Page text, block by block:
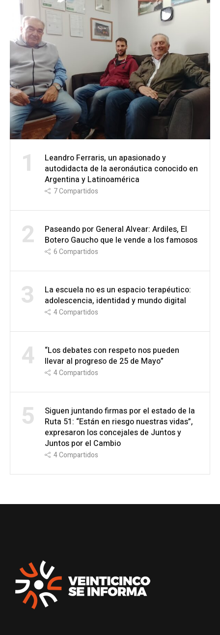
1
Leandro Ferraris, un apasionado y
autodidacta de la aeronáutica conocido en
Argentina y Latinoamérica
7Compartidos
2
Paseando por General Alvear: Ardiles, El
Botero Gaucho que le vende a los famosos
6Compartidos
3
La escuela no es un espacio terapéutico:
adolescencia, identidad y mundo digital
4Compartidos
4
“Los debates con respeto nos pueden
llevar al progreso de 25 de Mayo”
4Compartidos
5
Siguen juntando firmas por el estado de la
Ruta 51: “Están en riesgo nuestras vidas”,
expresaron los concejales de Juntos y
Juntos por el Cambio
4Compartidos